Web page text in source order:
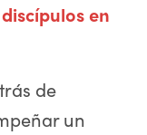
en
de
un